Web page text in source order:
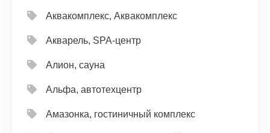
Аквакомплекс, Аквакомплекс
Акварель, SPA-центр
Алион, сауна
Альфа, автотехцентр
Амазонка, гостиничный комплекс